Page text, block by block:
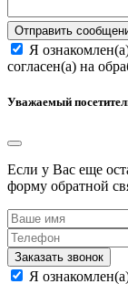
Отправить
Я
согласен(а) на
Уважаемый
Если у Вас еще
форму обратной
Заказать звонок
Я